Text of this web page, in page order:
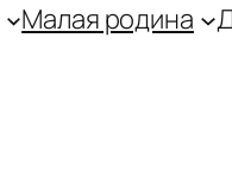
Малая родина